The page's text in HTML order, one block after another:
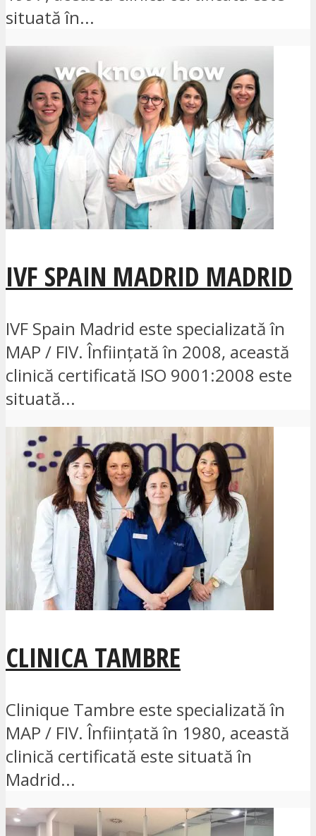
situată în...
IVF SPAIN MADRID MADRID
IVF Spain Madrid este specializată în
MAP / FIV. Înființată în 2008, această
clinică certificată ISO 9001:2008 este
situată...
CLINICA TAMBRE
Clinique Tambre este specializată în
MAP / FIV. Înființată în 1980, această
clinică certificată este situată în
Madrid...